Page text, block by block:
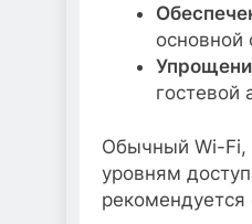
основной
гостевой
Обычный Wi-Fi,
уровням